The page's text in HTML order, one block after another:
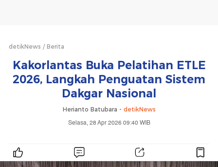
detikNews Berita
Kakorlantas Buka Pelatihan ETLE
2026, Langkah Penguatan Sistem
Dakgar Nasional
Herianto Batubara - detikNews
Selasa, 28 Apr 2026 09:40 WIB